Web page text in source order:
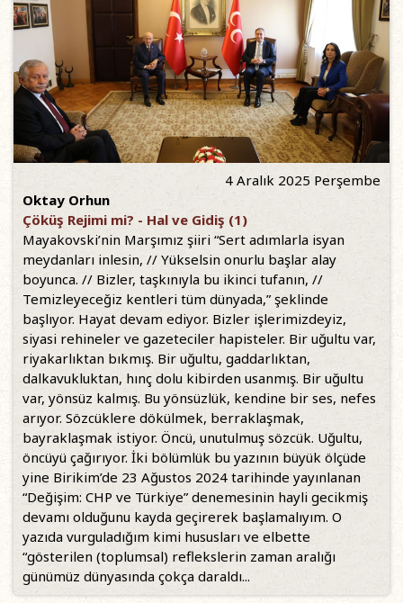
4 Aralık 2025 Perşembe
Oktay Orhun
Çöküş Rejimi mi? - Hal ve Gidiş (1)
Mayakovski’nin Marşımız şiiri “Sert adımlarla isyan
meydanları inlesin, // Yükselsin onurlu başlar alay
boyunca. // Bizler, taşkınıyla bu ikinci tufanın, //
Temizleyeceğiz kentleri tüm dünyada,” şeklinde
başlıyor. Hayat devam ediyor. Bizler işlerimizdeyiz,
siyasi rehineler ve gazeteciler hapisteler. Bir uğultu var,
riyakarlıktan bıkmış. Bir uğultu, gaddarlıktan,
dalkavukluktan, hınç dolu kibirden usanmış. Bir uğultu
var, yönsüz kalmış. Bu yönsüzlük, kendine bir ses, nefes
arıyor. Sözcüklere dökülmek, berraklaşmak,
bayraklaşmak istiyor. Öncü, unutulmuş sözcük. Uğultu,
öncüyü çağırıyor. İki bölümlük bu yazının büyük ölçüde
yine Birikim’de 23 Ağustos 2024 tarihinde yayınlanan
“Değişim: CHP ve Türkiye” denemesinin hayli gecikmiş
devamı olduğunu kayda geçirerek başlamalıyım. O
yazıda vurguladığım kimi hususları ve elbette
“gösterilen (toplumsal) reflekslerin zaman aralığı
günümüz dünyasında çokça daraldı...